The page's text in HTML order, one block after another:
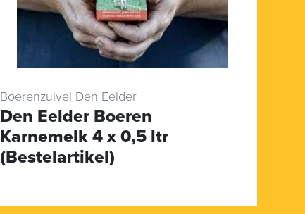
Boerenzuivel Den Eelder
Den Eelder Boeren
Karnemelk 4 x 0,5 ltr
(Bestelartikel)